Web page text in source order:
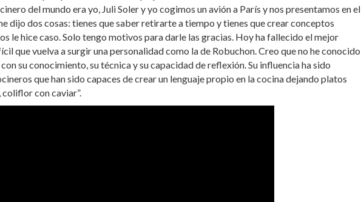
del mundo era yo, Juli Soler y yo cogimos un avión a París y nos presentamos en el
dijo dos cosas: tienes que saber retirarte a tiempo y tienes que crear conceptos
le hice caso. Solo tengo motivos para darle las gracias. Hoy ha fallecido el mejor
que vuelva a surgir una personalidad como la de Robuchon. Creo que no he conocido
su conocimiento, su técnica y su capacidad de reflexión. Su influencia ha sido
que han sido capaces de crear un lenguaje propio en la cocina dejando platos
con caviar”.